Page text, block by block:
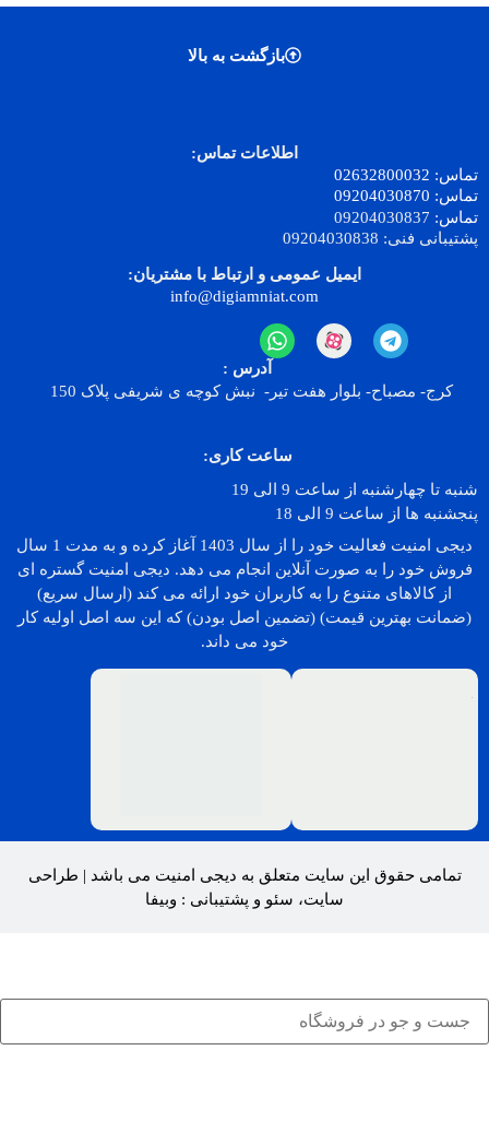
بازگشت به بالا
اطلاعات تماس:
تماس:
02632800032
تماس: 09204030870
تماس: 09204030837
پشتیبانی فنی: 09204030838
ایمیل عمومی و ارتباط با مشتریان:
info@digiamniat.com
آدرس :
کرج- مصباح- بلوار هفت تیر- نبش کوچه ی شریفی پلاک 150
ساعت کاری:
شنبه تا چهارشنبه از ساعت 9 الی 19
پنجشنبه ها از ساعت 9 الی 18
دیجی امنیت فعالیت خود را از سال 1403 آغاز کرده و به مدت 1 سال
فروش خود را به صورت آنلاین انجام می دهد. دیجی امنیت گستره ای
از کالاهای متنوع را به کاربران خود ارائه می کند (ارسال سریع)
(ضمانت بهترین قیمت) (تضمین اصل بودن) که این سه اصل اولیه کار
خود می داند.
تمامی حقوق این سایت متعلق به دیجی امنیت می باشد | طراحی
سایت، سئو و پشتیبانی : وبیفا